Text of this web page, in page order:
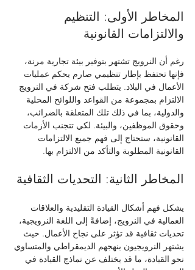
المخاطر الأولى: التنظيم
والالتزامات القانونية
رغم أن النرويج تشتهر بتوفير بيئة تجارية مرنة،
فإنها تحتفظ بإطار تنظيمي صارم يحكم عمليات
الأعمال في البلاد. يتطلب فتح شركة في النرويج
الالتزام بمجموعة من القواعد واللوائح المحلية
والدولية، بما في ذلك تلك المتعلقة بالضرائب،
وحقوق الموظفين، والبيئة. لكي تتجنب الأزمات
القانونية، ستحتاج إلى فهم جميع الالتزامات
القانونية المطلوبة والتأكد من الالتزام بها.
المخاطر الثانية: التحديات الثقافية
يشكل فهم أشكال القيادة التقليدية والعلاقات
العمالية في النرويج، إضافةً إلى اللغة النرويجية،
تحديات ثقافية قد تؤثر على نجاح الأعمال. حيث
يشتهر النرويجيون بنهجهم الديمقراطي والمتساوي
نحو القيادة، ما قد يختلف عن نماذج القيادة في